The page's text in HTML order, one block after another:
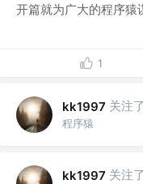
开篇就为广大的程序猿
1
kk1997 关注
程序猿
kk1997 关注